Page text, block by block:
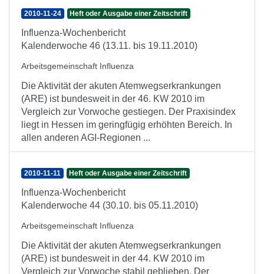
2010-11-24 Heft oder Ausgabe einer Zeitschrift
Influenza-Wochenbericht
Kalenderwoche 46 (13.11. bis 19.11.2010)
Arbeitsgemeinschaft Influenza
Die Aktivität der akuten Atemwegserkrankungen
(ARE) ist bundesweit in der 46. KW 2010 im
Vergleich zur Vorwoche gestiegen. Der Praxisindex
liegt in Hessen im geringfügig erhöhten Bereich. In
allen anderen AGI-Regionen ...
2010-11-11 Heft oder Ausgabe einer Zeitschrift
Influenza-Wochenbericht
Kalenderwoche 44 (30.10. bis 05.11.2010)
Arbeitsgemeinschaft Influenza
Die Aktivität der akuten Atemwegserkrankungen
(ARE) ist bundesweit in der 44. KW 2010 im
Vergleich zur Vorwoche stabil geblieben. Der